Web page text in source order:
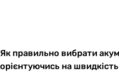
Як правильно вибрати
орієнтуючись на